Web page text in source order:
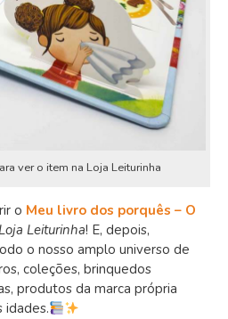
ver o item na Loja Leiturinha
o Meu livro dos porquês – O
Loja Leiturinha! E, depois,
o nosso amplo universo de
coleções, brinquedos
produtos da marca própria
idades.